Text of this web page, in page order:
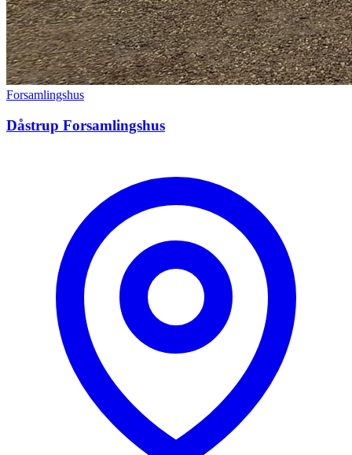
Forsamlingshus
Dåstrup Forsamlingshus